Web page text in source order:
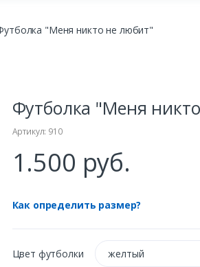
"Меня никто не любит"
Футболка "Меня
Артикул: 910
1.500 руб.
Как определить размер?
Цвет футболки желтый